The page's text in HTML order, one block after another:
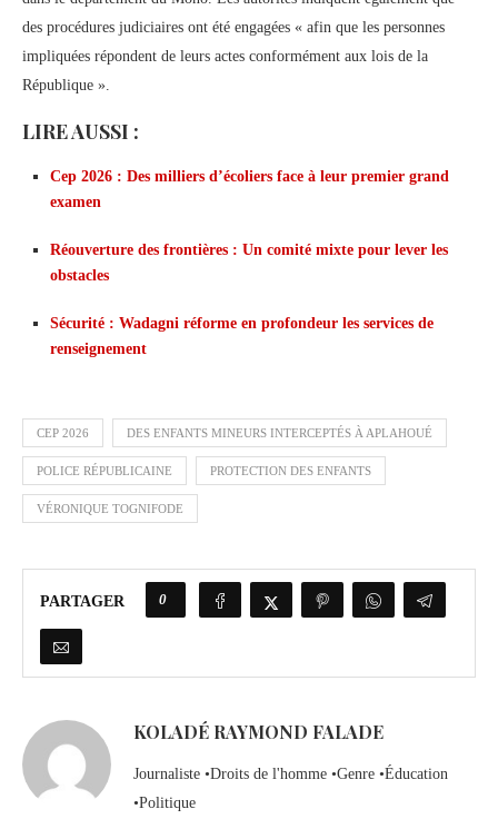
des procédures judiciaires ont été engagées « afin que les personnes
impliquées répondent de leurs actes conformément aux lois de la
République ».
LIRE AUSSI :
Cep 2026 : Des milliers d’écoliers face à leur premier grand
examen
Réouverture des frontières : Un comité mixte pour lever les
obstacles
Sécurité : Wadagni réforme en profondeur les services de
renseignement
CEP 2026 DES ENFANTS MINEURS INTERCEPTÉS À APLAHOUÉ
POLICE RÉPUBLICAINE PROTECTION DES ENFANTS
VÉRONIQUE TOGNIFODE
PARTAGER 0
KOLADÉ RAYMOND FALADE
Journaliste •Droits de l'homme •Genre •Éducation
•Politique